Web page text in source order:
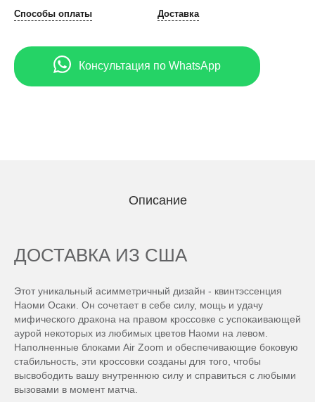
Способы оплаты Доставка
Консультация по WhatsApp
Описание
ДОСТАВКА ИЗ США
Этот уникальный асимметричный дизайн - квинтэссенция
Наоми Осаки. Он сочетает в себе силу, мощь и удачу
мифического дракона на правом кроссовке с успокаивающей
аурой некоторых из любимых цветов Наоми на левом.
Наполненные блоками Air Zoom и обеспечивающие боковую
стабильность, эти кроссовки созданы для того, чтобы
высвободить вашу внутреннюю силу и справиться с любыми
вызовами в момент матча.